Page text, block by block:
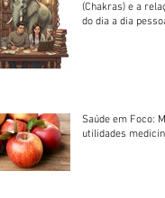
(Chakras) e a
do dia a dia
Saúde em Foco:
utilidades